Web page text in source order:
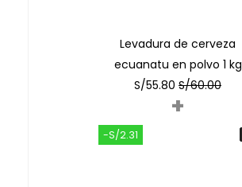
Levadura de cerveza
ecuanatu en polvo 1 kg
S/55.80 S/60.00
+
-S/2.31